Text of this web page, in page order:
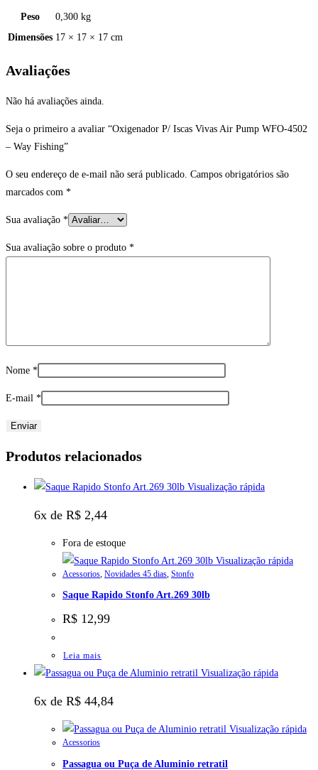
Peso
0,300 kg
Dimensões 17 × 17 × 17 cm
Avaliações
Não há avaliações ainda.
Seja o primeiro a avaliar “Oxigenador P/ Iscas Vivas Air Pump WFO-4502
– Way Fishing”
O seu endereço de e-mail não será publicado. Campos obrigatórios são
marcados com *
Sua avaliação *
Sua avaliação sobre o produto *
Nome *
E-mail *
Produtos relacionados
Visualização rápida
6x de R$ 2,44
Fora de estoque
Visualização rápida
Acessorios Novidades 45 dias Stonfo
Saque Rapido Stonfo Art.269 30lb
R$ 12,99
Leia mais
Visualização rápida
6x de R$ 44,84
Visualização rápida
Acessorios
Passagua ou Puça de Aluminio retratil